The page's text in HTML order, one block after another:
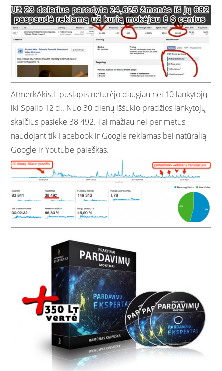
AtmerkAkis.lt puslapis neturėjo daugiau nei 10 lankytojų
iki Spalio 12 d.. Nuo 30 dienų iššūkio pradžios lankytojų
skaičius pasiekė 38 492. Tai mažiau nei per metus
naudojant tik Facebook ir Google reklamas bei natūralią
Google ir Youtube paieškas.